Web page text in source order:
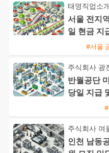
태영직업소
서울 전지
일 현금 지
#서울
주식회사 광
반월공단
당일 지급
주식회사 여
인천 남동